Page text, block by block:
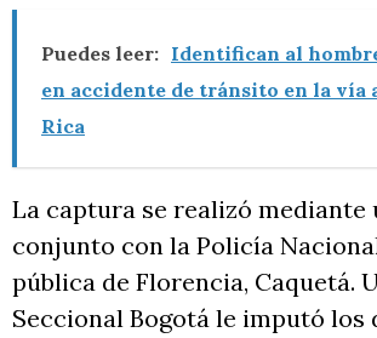
Puedes leer: Identifican al
en accidente de tránsito en la vía
Rica
La captura se realizó mediante
conjunto con la Policía
pública de Florencia, Caquetá.
Seccional Bogotá le imputó los